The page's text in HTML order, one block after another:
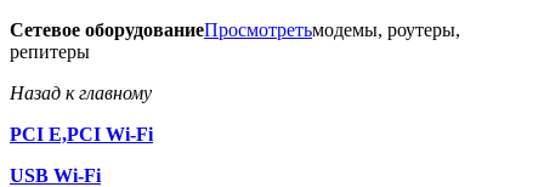
Сетевое оборудованиеПросмотретьмодемы, роутеры,
репитеры
Назад к главному
PCI E,PCI Wi-Fi
USB Wi-Fi